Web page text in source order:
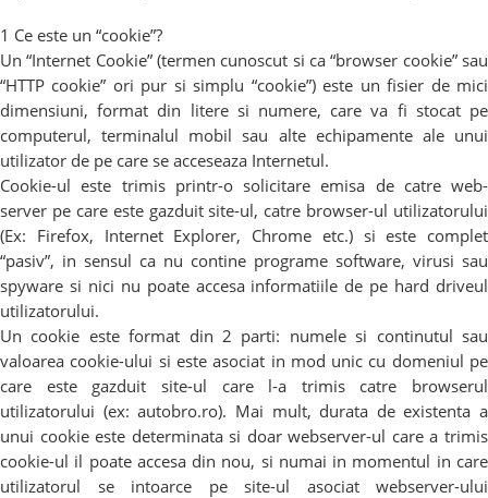
1 Ce este un “cookie”?
Un “Internet Cookie” (termen cunoscut si ca “browser cookie” sau
“HTTP cookie” ori pur si simplu “cookie”) este un fisier de mici
dimensiuni, format din litere si numere, care va fi stocat pe
computerul, terminalul mobil sau alte echipamente ale unui
utilizator de pe care se acceseaza Internetul.
Cookie-ul este trimis printr-o solicitare emisa de catre web-
server pe care este gazduit site-ul, catre browser-ul utilizatorului
(Ex: Firefox, Internet Explorer, Chrome etc.) si este complet
“pasiv”, in sensul ca nu contine programe software, virusi sau
spyware si nici nu poate accesa informatiile de pe hard driveul
utilizatorului.
Un cookie este format din 2 parti: numele si continutul sau
valoarea cookie-ului si este asociat in mod unic cu domeniul pe
care este gazduit site-ul care l-a trimis catre browserul
utilizatorului (ex: autobro.ro). Mai mult, durata de existenta a
unui cookie este determinata si doar webserver-ul care a trimis
cookie-ul il poate accesa din nou, si numai in momentul in care
utilizatorul se intoarce pe site-ul asociat webserver-ului